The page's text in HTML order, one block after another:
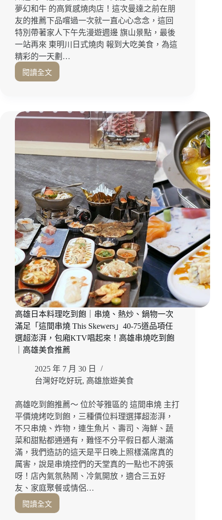
滿
足
的
泰
式
好
味
道！
道
｜
前
鎮
聚
餐
推
薦
夢幻和牛 的高質感燒肉店！這次曼達之前在朋
友的推薦下品嚐過一次就一直心心念念，這回
特別帶著家人下午先漫遊週邊 旗山景點，最後
一站再來 東明川日式燒肉 報到大吃美食，為這
精彩的一天劃…
閱讀全文
讓
夢
的
本
和
牛
迷
人
魅
力
「東
明
川
日
式
燒
肉」
旗
山
美
食
名
不
能
過
的
夢
幻
和
牛
饗
宴！
旗
山
旅
遊
高雄日本料理吃到飽｜串燒、熱炒、鍋物一次
滿足「這間串燒 This Skewers」40-75道品項任
選超澎湃，包廂KTV唱起來！高雄串燒吃到飽
｜高雄美食推薦
2025 年 7 月 30 日
台灣好吃好玩, 高雄旅遊美食
高雄吃到飽推薦～ 位於苓雅區的 這間串燒 主打
平價燒烤吃到飽，三種價位料理選擇超澎湃，
不只串燒、炸物，連生魚片、壽司、海鮮、蔬
菜和甜點都通通有，難怪不分平假日都人潮滿
滿，我們造訪的這天是平日晚上照樣滿席真的
厲害，說是串燒控們的天堂真的一點也不誇張
呀！店內氣氛熱鬧、冷氣開放，適合三五好
友、家庭聚餐或情侶…
閱讀全文
高